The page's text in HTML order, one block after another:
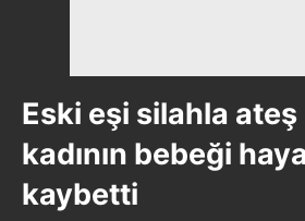
Eski eşi silahla
kadının bebeği
kaybetti